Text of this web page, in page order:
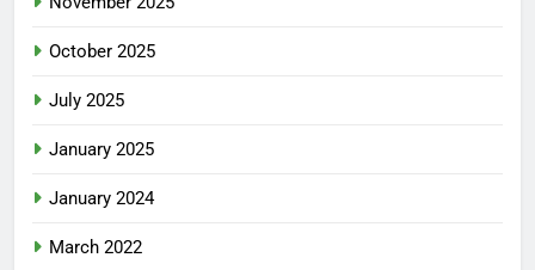
October 2025
July 2025
January 2025
January 2024
March 2022